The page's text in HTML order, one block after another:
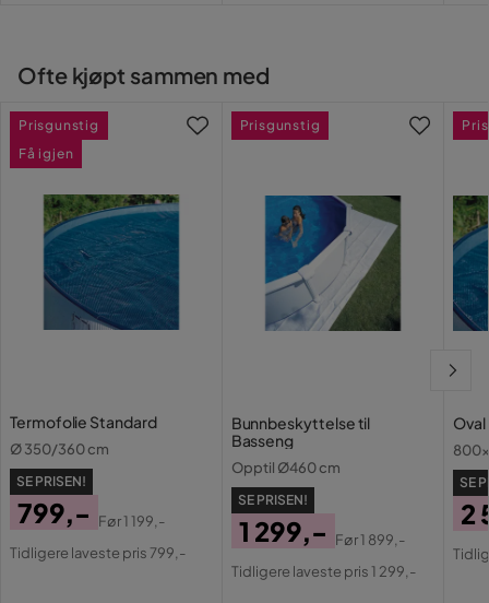
Ofte kjøpt sammen med
Termofolie Standard
Ø 350/360 cm
SE PRISEN!
Pris
799,-
Original
Før1 199,-
Tidligere laveste pris 799,-
Prisgunstig
Få igjen
Bunnbeskyttelse til
Basseng
Opptil Ø460 cm
SE PRISEN!
Pris
1 299,-
Original
Før1 899,-
Tidligere laveste pris 1 299,-
Prisgunstig
SE
2